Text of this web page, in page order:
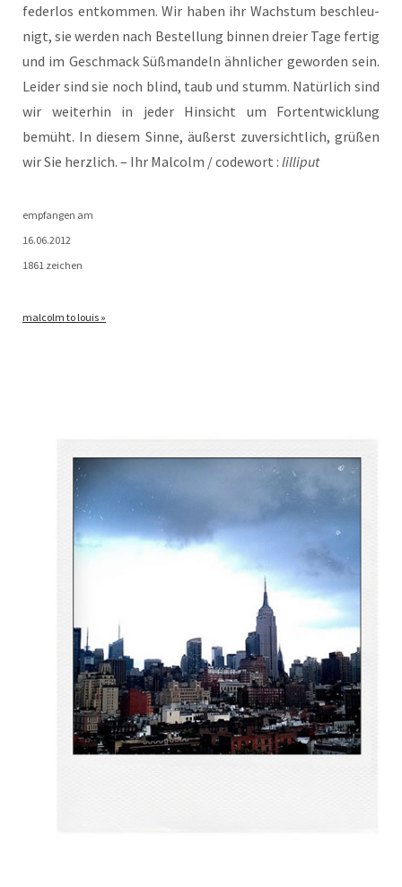
feder­los ent­kom­men. Wir haben ihr Wachs­tum beschleu­
nigt, sie wer­den nach Bestel­lung bin­nen drei­er Tage fer­tig
und im Geschmack Süß­man­deln ähn­li­cher gewor­den sein.
Lei­der sind sie noch blind, taub und stumm. Natür­lich sind
wir wei­ter­hin in jeder Hin­sicht um Fort­ent­wick­lung
bemüht. In die­sem Sin­ne, äußerst zuver­sicht­lich, grü­ßen
wir Sie herz­lich. – Ihr Mal­colm / code­wort : lil­li­put
emp­fan­gen am
16.06.2012
1861 zeichen
mal­colm to louis »